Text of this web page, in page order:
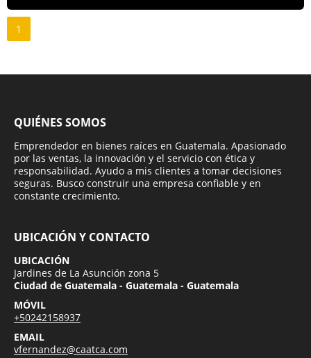
1
QUIÉNES SOMOS
Emprendedor en bienes raíces en Guatemala. Apasionado
por las ventas, la innovación y el servicio con ética y
responsabilidad. Ayudo a mis clientes a tomar decisiones
seguras. Busco construir una empresa confiable y en
constante crecimiento.
UBICACIÓN Y CONTACTO
UBICACIÓN
Jardines de La Asunción zona 5
Ciudad de Guatemala - Guatemala - Guatemala
MÓVIL
+50242158937
EMAIL
vfernandez@caatca.com